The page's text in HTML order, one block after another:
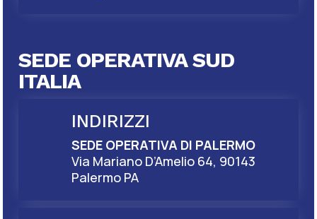
SEDE OPERATIVA SUD
ITALIA
INDIRIZZI
SEDE OPERATIVA DI PALERMO
Via Mariano D’Amelio 64, 90143
Palermo PA